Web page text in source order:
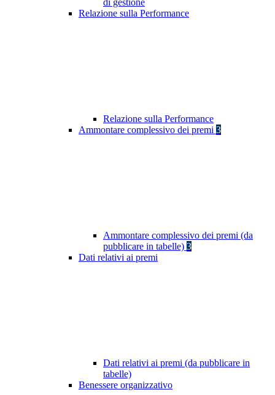
di gestione
Relazione sulla Performance
Relazione sulla Performance
Ammontare complessivo dei premi 3
Ammontare complessivo dei premi (da
pubblicare in tabelle) 3
Dati relativi ai premi
Dati relativi ai premi (da pubblicare in
tabelle)
Benessere organizzativo